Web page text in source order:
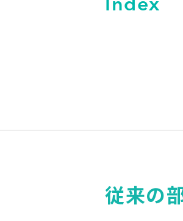
Index
従来の